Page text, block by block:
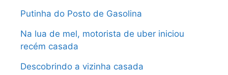
Putinha do Posto de Gasolina
Na lua de mel, motorista de uber iniciou
recém casada
Descobrindo a vizinha casada